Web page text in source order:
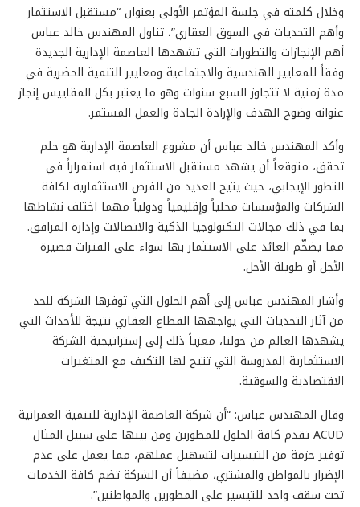
وخلال كلمته في جلسة المؤتمر الأولى بعنوان “مستقبل الاستثمار
وأهم التحديات في السوق العقاري”، تناول المهندس خالد عباس
أهم الإنجازات والتطورات التي تشهدها العاصمة الإدارية الجديدة
وفقاً للمعايير الهندسية والاجتماعية ومعايير التنمية الحضرية في
مدة زمنية لا تتجاوز السبع سنوات وهو ما يعتبر بكل المقاييس إنجاز
عنوانه وضوح الهدف والإرادة الجادة والعمل المستمر.
وأكد المهندس خالد عباس أن مشروع العاصمة الإدارية هو حلم
تحقق، متوقعاً أن يشهد مستقبل الاستثمار فيه استمراراً في
التطور الإيجابي، حيث يتيح العديد من الفرص الاستثمارية لكافة
الشركات والمؤسسات محلياً وإقليمياً ودولياً مهما اختلف نشاطها
بما في ذلك مجالات التكنولوجيا الذكية والاتصالات وإدارة المرافق.
مما يضخّم العائد على الاستثمار بها سواء على الفترات قصيرة
الأجل أو طويلة الأجل.
وأشار المهندس عباس إلى أهم الحلول التي توفرها الشركة للحد
من آثار التحديات التي يواجهها القطاع العقاري نتيجة للأحداث التي
يشهدها العالم من حولنا، معزياً ذلك إلى إستراتيجية الشركة
الاستثمارية المدروسة التي تتيح لها التكيف مع المتغيرات
الاقتصادية والسوقية.
وقال المهندس عباس: “أن شركة العاصمة الإدارية للتنمية العمرانية
ACUD تقدم كافة الحلول للمطورين ومن بينها على سبيل المثال
توفير حزمة من التيسيرات لتسهيل عملهم، مما يعمل على عدم
الإضرار بالمواطن والمشتري، مضيفاً أن الشركة تضم كافة الخدمات
تحت سقف واحد للتيسير على المطورين والمواطنين”.